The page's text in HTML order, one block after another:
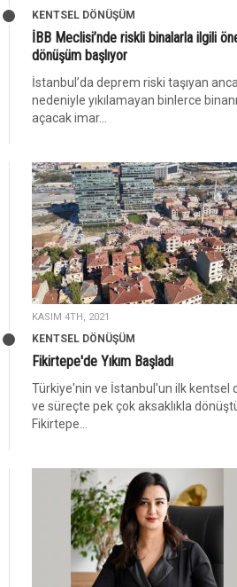
KENTSEL DÖNÜŞÜM
İBB Meclisi’nde riskli binalarla ilgili
dönüşüm başlıyor
İstanbul’da deprem riski taşıyan
nedeniyle yıkılamayan binlerce
açacak imar...
KASIM 4TH, 2021
KENTSEL DÖNÜŞÜM
Fikirtepe'de Yıkım Başladı
Türkiye'nin ve İstanbul'un ilk kentsel
ve süreçte pek çok aksaklıkla
Fikirtepe...